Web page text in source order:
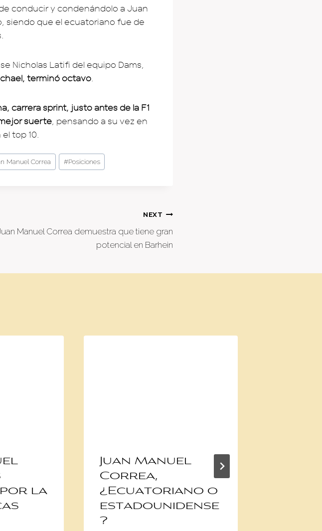
conducir y condenándolo a Juan
siendo que el ecuatoriano fue de
Nicholas Latifi del equipo Dams,
terminó octavo
carrera sprint, justo antes de la F1
suerte , pensando a su vez en
top 10.
Manuel Correa #Posiciones
NEXT
Manuel Correa demuestra que tiene gran
potencial en Barhein
por la
Juan Manuel
Correa,
¿Ecuatoriano o
estadounidense
?